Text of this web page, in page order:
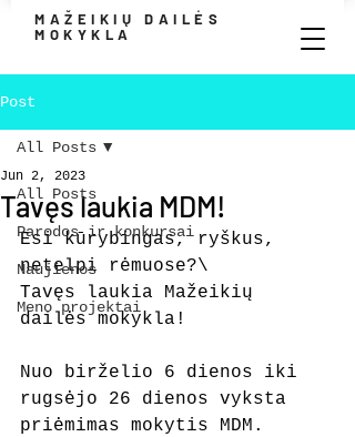
MAŽEIKIŲ DAILĖS
MOKYKLA
Post
All Posts
Parodos ir konkursai
Naujienos
Meno projektai
All Posts
Tavęs laukia MDM!
Jun 2, 2023
Esi kūrybingas, ryškus,
netelpi rėmuose?\
Tavęs laukia Mažeikių
dailės mokykla!
Nuo birželio 6 dienos iki
rugsėjo 26 dienos vyksta
priėmimas mokytis MDM.